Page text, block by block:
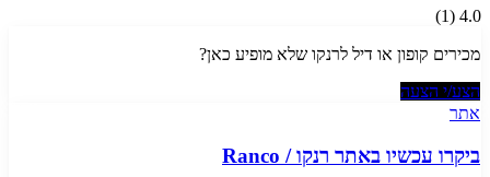
4.0
(
1
)
מכירים קופון או דיל לרנקו שלא מופיע כאן?
הצע/י הצעה
אתר
ביקרו עכשיו באתר רנקו/
Ranco